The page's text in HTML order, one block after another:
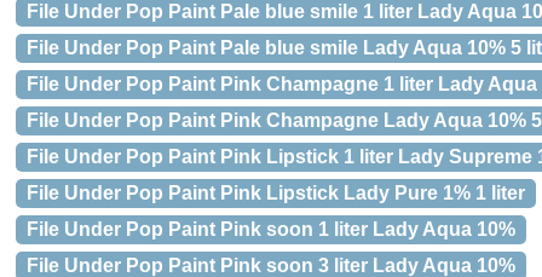
File Under Pop Paint Pale blue smile 1 liter Lady Aqua
File Under Pop Paint Pale blue smile Lady Aqua 10% 5
File Under Pop Paint Pink Champagne 1 liter Lady Aqua
File Under Pop Paint Pink Champagne Lady Aqua 10%
File Under Pop Paint Pink Lipstick 1 liter Lady Supreme
File Under Pop Paint Pink Lipstick Lady Pure 1% 1 liter
File Under Pop Paint Pink soon 1 liter Lady Aqua 10%
File Under Pop Paint Pink soon 3 liter Lady Aqua 10%